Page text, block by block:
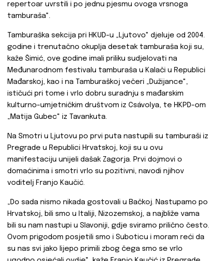
repertoar uvrstili i po jednu pjesmu ovoga vrsnoga
tamburaša".
Tamburaška sekcija pri HKUD-u „Ljutovo" djeluje od 2004.
godine i trenutačno okuplja desetak tamburaša koji su,
kaže Šimić, ove godine imali priliku sudjelovati na
Međunarodnom festivalu tamburaša u Kalači u Republici
Mađarskoj, kao i na Tamburaškoj večeri „Dužijance",
ističući pri tome i vrlo dobru suradnju s mađarskim
kulturno-umjetničkim društvom iz Csávolya, te HKPD-om
„Matija Gubec" iz Tavankuta.
Na Smotri u Ljutovu po prvi puta nastupili su tamburaši iz
Pregrade u Republici Hrvatskoj, koji su u ovu
manifestaciju unijeli dašak Zagorja. Prvi dojmovi o
domaćinima i smotri vrlo su pozitivni, navodi njihov
voditelj Franjo Kaučić.
„Do sada nismo nikada gostovali u Bačkoj. Nastupamo po
Hrvatskoj, bili smo u Italiji, Nizozemskoj, a najbliže vama
bili su nam nastupi u Slavoniji, gdje sviramo prilično često.
Ovom prigodom posjetili smo i Suboticu i moram reći da
su nas svi jako lijepo primili zbog čega smo se vrlo